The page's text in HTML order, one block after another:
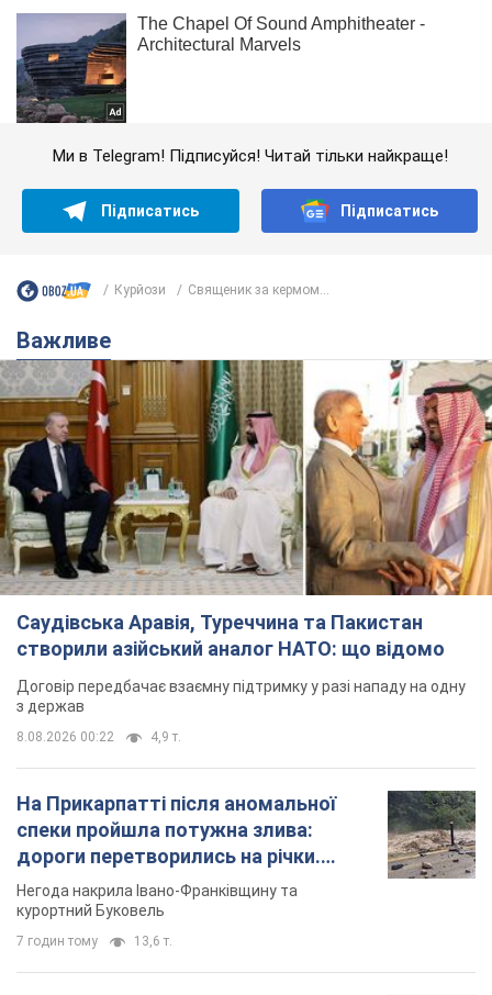
Ми в Telegram! Підписуйся! Читай тільки найкраще!
Підписатись Підписатись
Курйози Священик за кермом...
Важливе
Саудівська Аравія, Туреччина та Пакистан
створили азійський аналог НАТО: що відомо
Договір передбачає взаємну підтримку у разі нападу на одну
з держав
8.08.2026 00:22 4,9 т.
На Прикарпатті після аномальної
спеки пройшла потужна злива:
дороги перетворились на річки.
Відео
Негода накрила Івано-Франківщину та
курортний Буковель
7 годин тому 13,6 т.